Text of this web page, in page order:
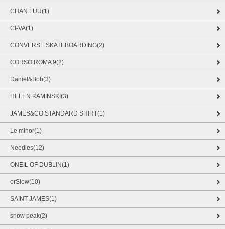
CHAN LUU(1)
CI-VA(1)
CONVERSE SKATEBOARDING(2)
CORSO ROMA 9(2)
Daniel&Bob(3)
HELEN KAMINSKI(3)
JAMES&CO STANDARD SHIRT(1)
Le minor(1)
Needles(12)
ONEIL OF DUBLIN(1)
orSlow(10)
SAINT JAMES(1)
snow peak(2)